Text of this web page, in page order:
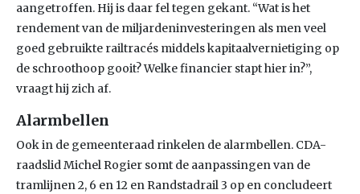
aangetroffen. Hij is daar fel tegen gekant. “Wat is het
rendement van de miljardeninvesteringen als men veel
goed gebruikte railtracés middels kapitaalvernietiging op
de schroothoop gooit? Welke financier stapt hier in?”,
vraagt hij zich af.
Alarmbellen
Ook in de gemeenteraad rinkelen de alarmbellen. CDA-
raadslid Michel Rogier somt de aanpassingen van de
tramlijnen 2, 6 en 12 en Randstadrail 3 op en concludeert